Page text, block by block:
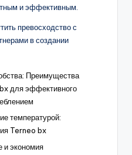
и эффективным.
превосходство с
в создании
Преимущества
для эффективного
температурой:
Terneo bx
и экономия